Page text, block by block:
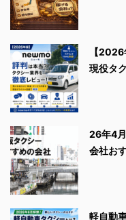
【
現役タ
26年4
会社お
軽自動